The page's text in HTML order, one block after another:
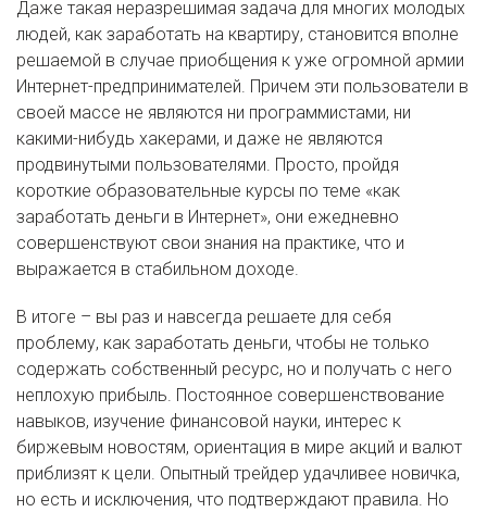
Даже такая неразрешимая задача для многих молодых
людей, как заработать на квартиру, становится вполне
решаемой в случае приобщения к уже огромной армии
Интернет-предпринимателей. Причем эти пользователи в
своей массе не являются ни программистами, ни
какими-нибудь хакерами, и даже не являются
продвинутыми пользователями. Просто, пройдя
короткие образовательные курсы по теме «как
заработать деньги в Интернет», они ежедневно
совершенствуют свои знания на практике, что и
выражается в стабильном доходе.
В итоге – вы раз и навсегда решаете для себя
проблему, как заработать деньги, чтобы не только
содержать собственный ресурс, но и получать с него
неплохую прибыль. Постоянное совершенствование
навыков, изучение финансовой науки, интерес к
биржевым новостям, ориентация в мире акций и валют
приблизят к цели. Опытный трейдер удачливее новичка,
но есть и исключения, что подтверждают правила. Но